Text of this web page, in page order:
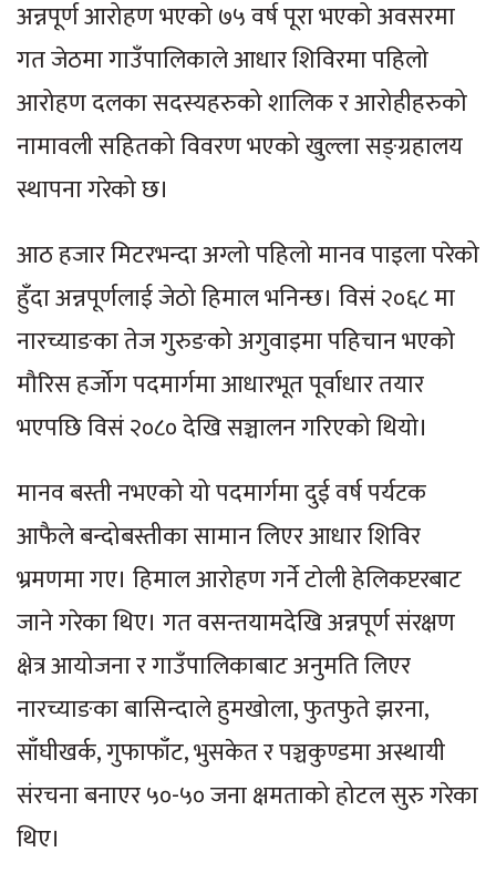
अन्नपूर्ण आरोहण भएको ७५ वर्ष पूरा भएको अवसरमा
गत जेठमा गाउँपालिकाले आधार शिविरमा पहिलो
आरोहण दलका सदस्यहरुको शालिक र आरोहीहरुको
नामावली सहितको विवरण भएको खुल्ला सङ्ग्रहालय
स्थापना गरेको छ।
आठ हजार मिटरभन्दा अग्लो पहिलो मानव पाइला परेको
हुँदा अन्नपूर्णलाई जेठो हिमाल भनिन्छ। विसं २०६८ मा
नारच्याङका तेज गुरुङको अगुवाइमा पहिचान भएको
मौरिस हर्जोग पदमार्गमा आधारभूत पूर्वाधार तयार
भएपछि विसं २०८० देखि सञ्चालन गरिएको थियो।
मानव बस्ती नभएको यो पदमार्गमा दुई वर्ष पर्यटक
आफैले बन्दोबस्तीका सामान लिएर आधार शिविर
भ्रमणमा गए। हिमाल आरोहण गर्ने टोली हेलिकप्टरबाट
जाने गरेका थिए। गत वसन्तयामदेखि अन्नपूर्ण संरक्षण
क्षेत्र आयोजना र गाउँपालिकाबाट अनुमति लिएर
नारच्याङका बासिन्दाले हुमखोला, फुतफुते झरना,
साँघीखर्क, गुफाफाँट, भुसकेत र पञ्चकुण्डमा अस्थायी
संरचना बनाएर ५०-५० जना क्षमताको होटल सुरु गरेका
थिए।